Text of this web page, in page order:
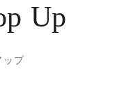
Up
ップ